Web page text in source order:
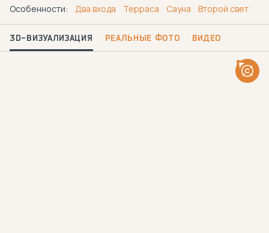
Особенности: Два входа Терраса Сауна Второй свет
3D-ВИЗУАЛИЗАЦИЯ РЕАЛЬНЫЕ ФОТО ВИДЕО